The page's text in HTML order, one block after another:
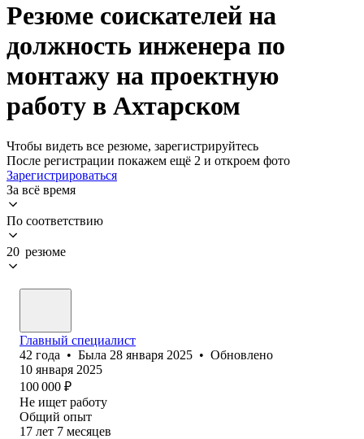
Резюме соискателей на
должность инженера по
монтажу на проектную
работу в Ахтарском
Чтобы видеть все резюме, зарегистрируйтесь
После регистрации покажем ещё 2 и откроем фото
Зарегистрироваться
За всё время
По соответствию
20 резюме
Главный специалист
42 года • Была 28 января 2025 • Обновлено
10 января 2025
100 000 ₽
Не ищет работу
Общий опыт
17 лет 7 месяцев